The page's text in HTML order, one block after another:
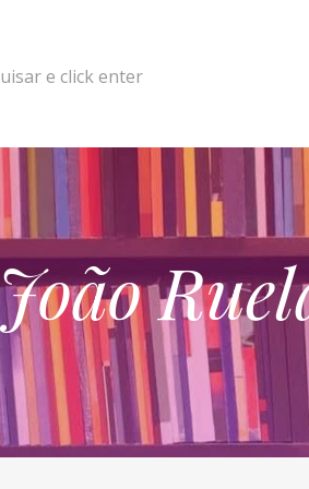
e click enter